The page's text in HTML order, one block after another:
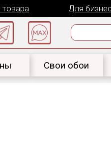
Для бизнеса